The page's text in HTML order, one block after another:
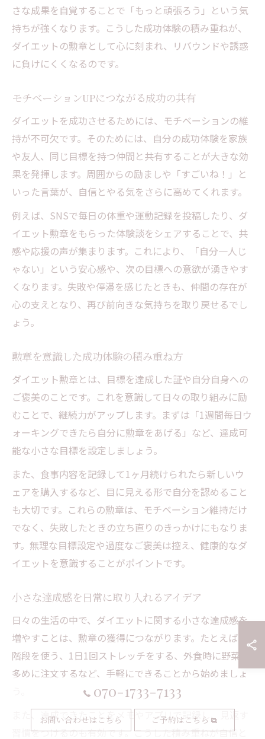
さな成果を自覚することで「もっと頑張ろう」という気
持ちが強くなります。こうした成功体験の積み重ねが、
ダイエットの勲章として心に刻まれ、リバウンドや誘惑
に負けにくくなるのです。
モチベーションUPにつながる成功の共有
ダイエットを成功させるためには、モチベーションの維
持が不可欠です。そのためには、自分の成功体験を家族
や友人、同じ目標を持つ仲間と共有することが大きな効
果を発揮します。周囲からの励ましや「すごいね！」と
いった言葉が、自信とやる気をさらに高めてくれます。
例えば、SNSで毎日の体重や運動記録を投稿したり、ダ
イエット勲章をもらった体験談をシェアすることで、共
感や応援の声が集まります。これにより、「自分一人じ
ゃない」という安心感や、次の目標への意欲が湧きやす
くなります。失敗や停滞を感じたときも、仲間の存在が
心の支えとなり、再び前向きな気持ちを取り戻せるでし
ょう。
勲章を意識した成功体験の積み重ね方
ダイエット勲章とは、目標を達成した証や自分自身への
ご褒美のことです。これを意識して日々の取り組みに励
むことで、継続力がアップします。まずは「1週間毎日ウ
ォーキングできたら自分に勲章をあげる」など、達成可
能な小さな目標を設定しましょう。
また、食事内容を記録して1ヶ月続けられたら新しいウ
ェアを購入するなど、目に見える形で自分を認めること
も大切です。これらの勲章は、モチベーション維持だけ
でなく、失敗したときの立ち直りのきっかけにもなりま
す。無理な目標設定や過度なご褒美は控え、健康的なダ
イエットを意識することがポイントです。
小さな達成感を日常に取り入れるアイデア
日々の生活の中で、ダイエットに関する小さな達成感を
増やすことは、勲章の獲得につながります。たとえば、
階段を使う、1日1回ストレッチをする、外食時に野菜を
多めに注文するなど、手軽にできることから始めましょ
また、達成できたことをメモやアプリで記録し、見返す
習慣をつけるのも有効です。こうした積み重ねが自信と
070-1733-7133
お問い合わせはこちら ご予約はこちら